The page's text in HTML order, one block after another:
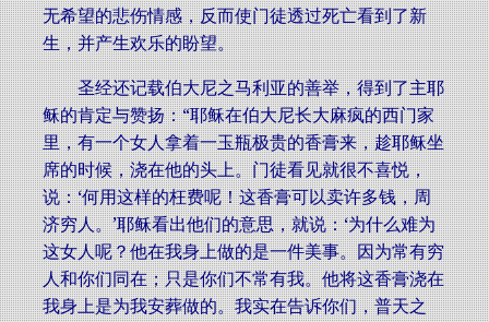
无希望的悲伤情感，反而使门徒透过死亡看到了新
生，并产生欢乐的盼望。
圣经还记载伯大尼之马利亚的善举，得到了主耶
稣的肯定与赞扬：“耶稣在伯大尼长大麻疯的西门家
里，有一个女人拿着一玉瓶极贵的香膏来，趁耶稣坐
席的时候，浇在他的头上。门徒看见就很不喜悦，
说：‘何用这样的枉费呢！这香膏可以卖许多钱，周
济穷人。’耶稣看出他们的意思，就说：‘为什么难为
这女人呢？他在我身上做的是一件美事。因为常有穷
人和你们同在；只是你们不常有我。他将这香膏浇在
我身上是为我安葬做的。我实在告诉你们，普天之